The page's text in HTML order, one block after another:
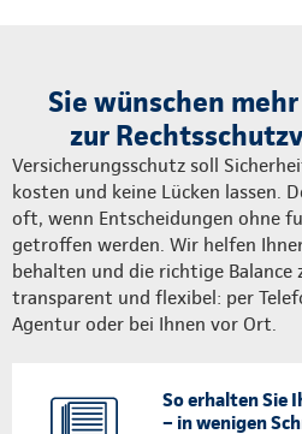
Sie wünschen
zur
Versicherungsschutz soll
kosten und keine Lücken lassen.
oft, wenn Entscheidungen ohne
getroffen werden. Wir helfen
behalten und die richtige Balance
transparent und flexibel: per
Agentur oder bei Ihnen vor Ort.
So erhalten Sie
– in wenigen